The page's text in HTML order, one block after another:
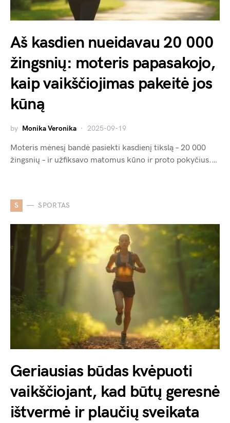
Aš kasdien nueidavau 20 000
žingsnių: moteris papasakojo,
kaip vaikščiojimas pakeitė jos
kūną
by Monika Veronika 2025-09-19
Moteris mėnesį bandė pasiekti kasdienį tikslą – 20 000
žingsnių – ir užfiksavo matomus kūno ir proto pokyčius.…
S SPORTAS
Geriausias būdas kvėpuoti
vaikščiojant, kad būtų geresnė
ištvermė ir plaučių sveikata